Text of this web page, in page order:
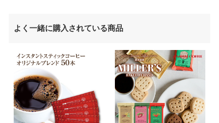
よく一緒に購入されている商品